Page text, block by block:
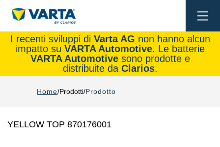
I recenti sviluppi di Varta AG non hanno alcun
impatto su VARTA Automotive. Le batterie
VARTA Automotivesono prodotte e
distribuite da Clarios.
Home Prodotti Prodotto
YELLOW TOP 870176001